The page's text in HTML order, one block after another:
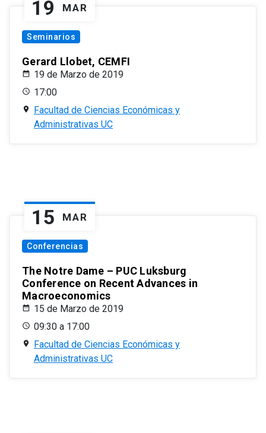
19 MAR
Seminarios
Gerard Llobet, CEMFI
19 de Marzo de 2019
17:00
Facultad de Ciencias Económicas y
Administrativas UC
15 MAR
Conferencias
The Notre Dame – PUC Luksburg
Conference on Recent Advances in
Macroeconomics
15 de Marzo de 2019
09:30 a 17:00
Facultad de Ciencias Económicas y
Administrativas UC